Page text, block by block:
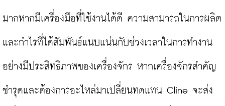
มากหากมีเครื่องมือที่ใช้งานได้ดี ความสามารถในการผลิต
และกำไรที่ได้สัมพันธ์แนบแน่นกับช่วงเวลาในการทำงาน
อย่างมีประสิทธิภาพของเครื่องจักร หากเครื่องจักรสำคัญ
ชำรุดและต้องการอะไหล่มาเปลี่ยนทดแทน Cline จะส่ง